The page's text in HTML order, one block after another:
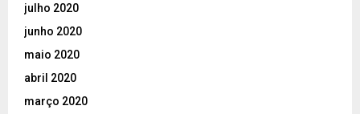
julho 2020
junho 2020
maio 2020
abril 2020
março 2020